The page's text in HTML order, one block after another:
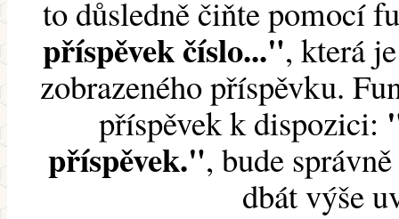
to důsledně čiňte pomocí
příspěvek číslo...", která
zobrazeného příspěvku.
příspěvek k dispozici:
příspěvek.", bude
dbát výše